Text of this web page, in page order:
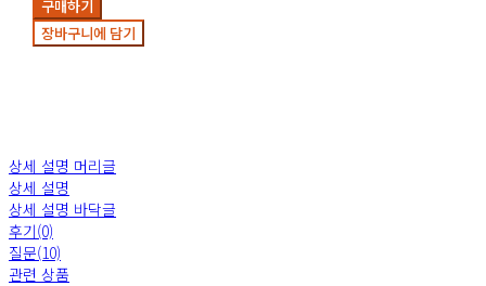
구매하기
장바구니에 담기
상세 설명 머리글
상세 설명
상세 설명 바닥글
후기(0)
질문(10)
관련 상품